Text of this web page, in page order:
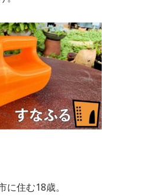
住む18歳。